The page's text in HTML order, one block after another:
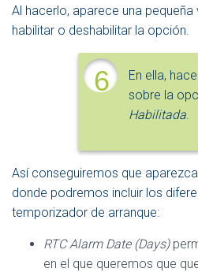
Al hacerlo, aparece una
habilitar o deshabilitar la opción.
6
En ella,
sobre la
Habilitada
Así conseguiremos que
donde podremos incluir los
temporizador de arranque:
RTC Alarm Date (Days)
en el que queremos que